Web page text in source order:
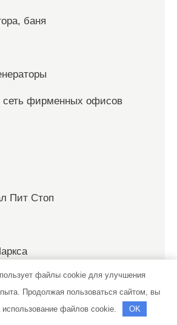
баня
сеть фирменных офисов
Пит Стоп
файлы cookie для улучшения
Продолжая пользоваться сайтом, вы
использование файлов cookie.
OK